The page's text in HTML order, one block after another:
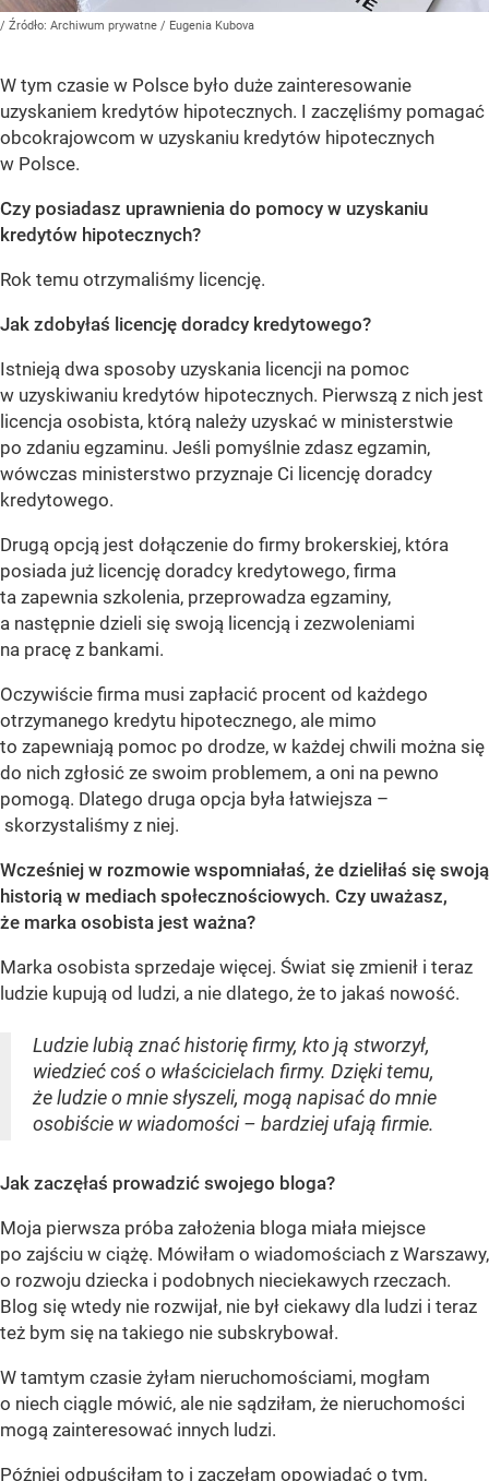
/ Źródło: Archiwum prywatne / Eugenia Kubova
W tym czasie w Polsce było duże zainteresowanie
uzyskaniem kredytów hipotecznych. I zaczęliśmy pomagać
obcokrajowcom w uzyskaniu kredytów hipotecznych
w Polsce.
Czy posiadasz uprawnienia do pomocy w uzyskaniu
kredytów hipotecznych?
Rok temu otrzymaliśmy licencję.
Jak zdobyłaś licencję doradcy kredytowego?
Istnieją dwa sposoby uzyskania licencji na pomoc
w uzyskiwaniu kredytów hipotecznych. Pierwszą z nich jest
licencja osobista, którą należy uzyskać w ministerstwie
po zdaniu egzaminu. Jeśli pomyślnie zdasz egzamin,
wówczas ministerstwo przyznaje Ci licencję doradcy
kredytowego.
Drugą opcją jest dołączenie do firmy brokerskiej, która
posiada już licencję doradcy kredytowego, firma
ta zapewnia szkolenia, przeprowadza egzaminy,
a następnie dzieli się swoją licencją i zezwoleniami
na pracę z bankami.
Oczywiście firma musi zapłacić procent od każdego
otrzymanego kredytu hipotecznego, ale mimo
to zapewniają pomoc po drodze, w każdej chwili można się
do nich zgłosić ze swoim problemem, a oni na pewno
pomogą. Dlatego druga opcja była łatwiejsza –
skorzystaliśmy z niej.
Wcześniej w rozmowie wspomniałaś, że dzieliłaś się swoją
historią w mediach społecznościowych. Czy uważasz,
że marka osobista jest ważna?
Marka osobista sprzedaje więcej. Świat się zmienił i teraz
ludzie kupują od ludzi, a nie dlatego, że to jakaś nowość.
Ludzie lubią znać historię firmy, kto ją stworzył,
wiedzieć coś o właścicielach firmy. Dzięki temu,
że ludzie o mnie słyszeli, mogą napisać do mnie
osobiście w wiadomości – bardziej ufają firmie.
Jak zaczęłaś prowadzić swojego bloga?
Moja pierwsza próba założenia bloga miała miejsce
po zajściu w ciążę. Mówiłam o wiadomościach z Warszawy,
o rozwoju dziecka i podobnych nieciekawych rzeczach.
Blog się wtedy nie rozwijał, nie był ciekawy dla ludzi i teraz
też bym się na takiego nie subskrybował.
W tamtym czasie żyłam nieruchomościami, mogłam
o niech ciągle mówić, ale nie sądziłam, że nieruchomości
mogą zainteresować innych ludzi.
Później odpuściłam to i zaczęłam opowiadać o tym,